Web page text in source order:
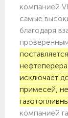
компанией
самые
благодаря
исключает
примесей,
компанией